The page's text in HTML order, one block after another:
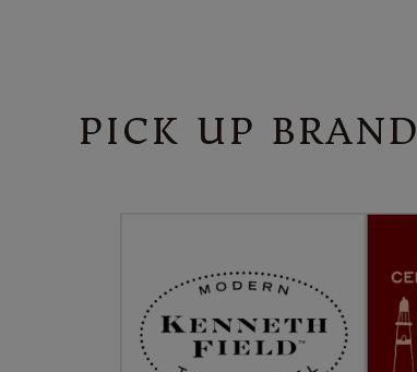
PICK UP BRAND